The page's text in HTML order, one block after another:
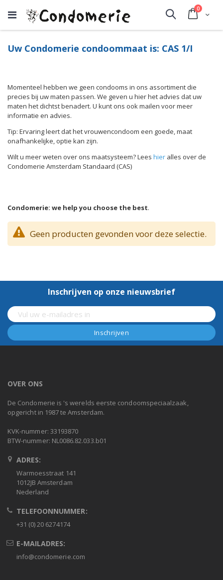
Cart
0
Search
Uw Condomerie condoommaat is: CAS 1/I
Momenteel hebben we geen condooms in ons assortiment die
precies bij uw maten passen. We geven u hier het advies dat uw
maten het dichtst benadert. U kunt ons ook mailen voor meer
informatie en advies.
Tip: Ervaring leert dat het vrouwencondoom een goede, maat
onafhankelijke, optie kan zijn.
Wilt u meer weten over ons maatsysteem? Lees hier alles over de
Condomerie Amsterdam Standaard (CAS)
Condomerie: we help you choose the best.
Geen producten gevonden voor deze selectie.
Inschrijven op onze nieuwsbrief
OVER ONS
De Condomerie is 's werelds eerste condoomspeciaalzaak,
opgericht in 1987 te Amsterdam.
KVK-nummer: 33193870
BTW-nummer: NL0086.82.033.b01
ADRES:
Warmoesstraat 141
1012JB Amsterdam
Nederland
TELEFOONNUMMER:
+31 (0) 20 6274174
E-MAILADRES:
info@condomerie.com